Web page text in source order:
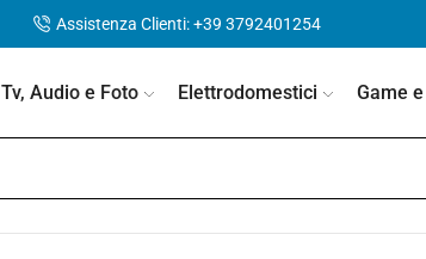
Assistenza Clienti: +39 3792401254
Tv, Audio e Foto Elettrodomestici Game